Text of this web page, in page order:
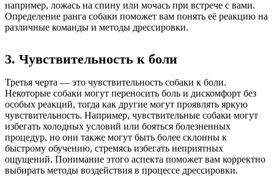
например, ложась на спину или мочась при встрече с вами.
Определение ранга собаки поможет вам понять её реакцию на
различные команды и методы дрессировки.
3. Чувствительность к боли
Третья черта — это чувствительность собаки к боли.
Некоторые собаки могут переносить боль и дискомфорт без
особых реакций, тогда как другие могут проявлять яркую
чувствительность. Например, чувствительные собаки могут
избегать холодных условий или бояться болезненных
процедур, но они также могут быть более склонны к
быстрому обучению, стремясь избегать неприятных
ощущений. Понимание этого аспекта поможет вам корректно
выбирать методы воздействия в процессе дрессировки.